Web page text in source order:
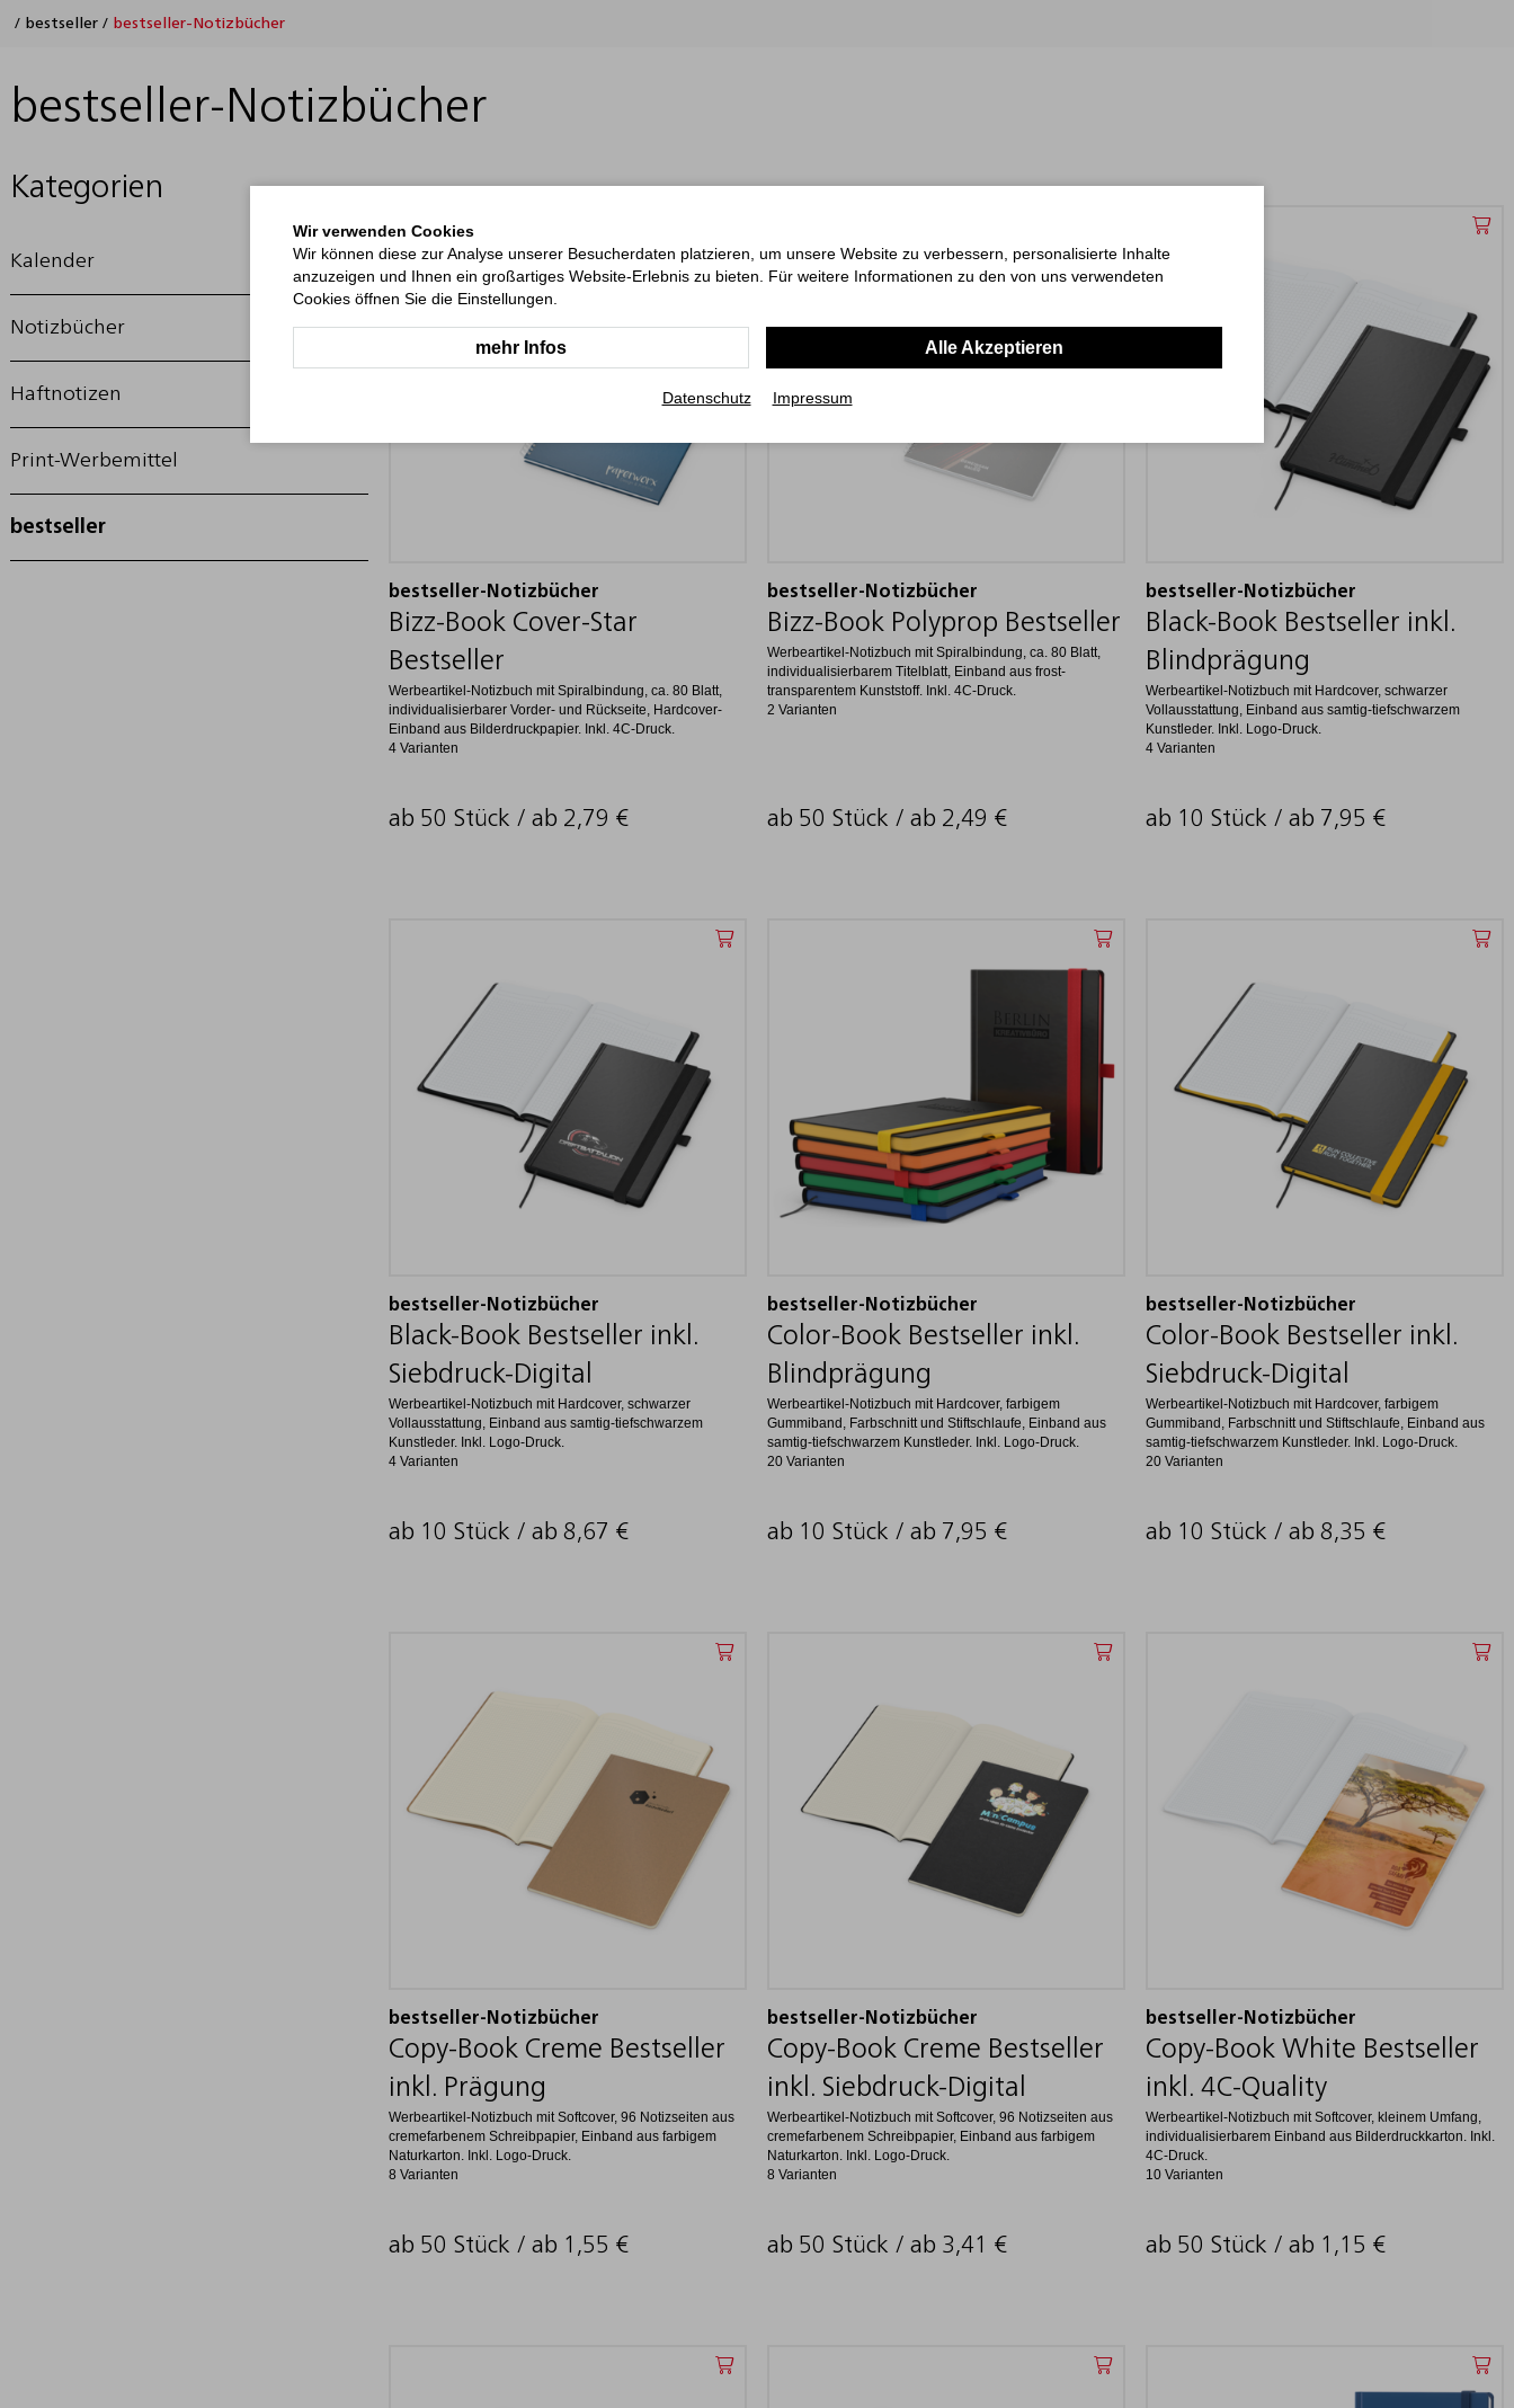
/ bestseller / bestseller-Notizbücher
bestseller-Notizbücher
Kategorien
Kalender
Notizbücher
Haftnotizen
Print-Werbemittel
bestseller
bestseller-Notizbücher
Bizz-Book Cover-Star
Bestseller
Werbeartikel-Notizbuch mit Spiralbindung, ca. 80 Blatt,
individualisierbarer Vorder- und Rückseite, Hardcover-
Einband aus Bilderdruckpapier. Inkl. 4C-Druck.
4 Varianten
ab 50 Stück / ab 2,79 €
bestseller-Notizbücher
Bizz-Book Polyprop Bestseller
Werbeartikel-Notizbuch mit Spiralbindung, ca. 80 Blatt,
individualisierbarem Titelblatt, Einband aus frost-
transparentem Kunststoff. Inkl. 4C-Druck.
2 Varianten
ab 50 Stück / ab 2,49 €
bestseller-Notizbücher
Black-Book Bestseller inkl.
Blindprägung
Werbeartikel-Notizbuch mit Hardcover, schwarzer
Vollausstattung, Einband aus samtig-tiefschwarzem
Kunstleder. Inkl. Logo-Druck.
4 Varianten
ab 10 Stück / ab 7,95 €
bestseller-Notizbücher
Black-Book Bestseller inkl.
Siebdruck-Digital
Werbeartikel-Notizbuch mit Hardcover, schwarzer
Vollausstattung, Einband aus samtig-tiefschwarzem
Kunstleder. Inkl. Logo-Druck.
4 Varianten
ab 10 Stück / ab 8,67 €
bestseller-Notizbücher
Color-Book Bestseller inkl.
Blindprägung
Werbeartikel-Notizbuch mit Hardcover, farbigem
Gummiband, Farbschnitt und Stiftschlaufe, Einband aus
samtig-tiefschwarzem Kunstleder. Inkl. Logo-Druck.
20 Varianten
ab 10 Stück / ab 7,95 €
bestseller-Notizbücher
Color-Book Bestseller inkl.
Siebdruck-Digital
Werbeartikel-Notizbuch mit Hardcover, farbigem
Gummiband, Farbschnitt und Stiftschlaufe, Einband aus
samtig-tiefschwarzem Kunstleder. Inkl. Logo-Druck.
20 Varianten
ab 10 Stück / ab 8,35 €
bestseller-Notizbücher
Copy-Book Creme Bestseller
inkl. Prägung
Werbeartikel-Notizbuch mit Softcover, 96 Notizseiten aus
cremefarbenem Schreibpapier, Einband aus farbigem
Naturkarton. Inkl. Logo-Druck.
8 Varianten
ab 50 Stück / ab 1,55 €
bestseller-Notizbücher
Copy-Book Creme Bestseller
inkl. Siebdruck-Digital
Werbeartikel-Notizbuch mit Softcover, 96 Notizseiten aus
cremefarbenem Schreibpapier, Einband aus farbigem
Naturkarton. Inkl. Logo-Druck.
8 Varianten
ab 50 Stück / ab 3,41 €
bestseller-Notizbücher
Copy-Book White Bestseller
inkl. 4C-Quality
Werbeartikel-Notizbuch mit Softcover, kleinem Umfang,
individualisierbarem Einband aus Bilderdruckkarton. Inkl.
4C-Druck.
10 Varianten
ab 50 Stück / ab 1,15 €
Wir verwenden Cookies
Wir können diese zur Analyse unserer Besucherdaten platzieren, um unsere Website zu verbessern, personalisierte Inhalte
anzuzeigen und Ihnen ein großartiges Website-Erlebnis zu bieten. Für weitere Informationen zu den von uns verwendeten
Cookies öffnen Sie die Einstellungen.
mehr Infos Alle Akzeptieren
Datenschutz Impressum